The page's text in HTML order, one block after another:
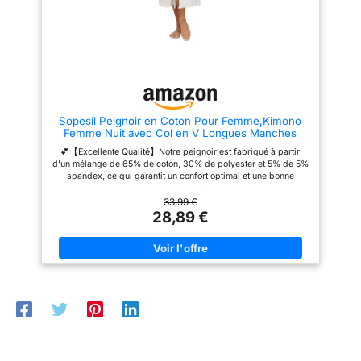
est un cadeau parfait pour votre
amie.
merveilleuse lingerie de nuit est
un cadeau parfait pour votre
peignoir est un bon choix
comme cadeau.
Sopesil Peignoir en Coton Pour Femme,Kimono
Femme Nuit avec Col en V Longues Manches
Robe de Nuit Femme avec Poches, Blanc,XXL
💕【Excellente Qualité】Notre peignoir est fabriqué à partir
d'un mélange de 65% de coton, 30% de polyester et 5% de 5%
spandex, ce qui garantit un confort optimal et une bonne
magnifiquement bien. Ce peignoir est très absorbant et vous
garde au sec et à l'aise. De plus, la ceinture assure une coupe
parfaite qui s'adapte facilement à vos besoins. 💕【Un design
agréable】Ce peignoir douillet est doté de cravates et d'une
encolure en V sur mesure, ainsi que de deux poches plaquées
pratiques sur le devant. Ces poches sont idéales pour ranger
d'une fonctionnalité, tout en garantissant un ajustement
33,99 €
28,89 €